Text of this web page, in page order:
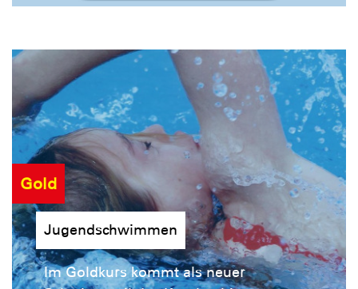
Gold
Jugendschwimmen
Im Goldkurs kommt als neuer